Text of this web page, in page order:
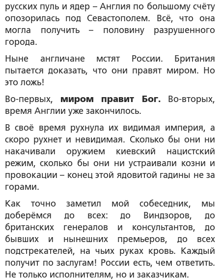
русских пуль и ядер – Англия по большому счёту
опозорилась под Севастополем. Всё, что она
могла получить – половину разрушенного
города.
Ныне англичане мстят России. Британия
пытается доказать, что они правят миром. Но
это ложь!
Во-первых, миром правит Бог. Во-вторых,
время Англии уже закончилось.
В своё время рухнула их видимая империя, а
скоро рухнет и невидимая. Сколько бы они ни
накачивали оружием киевский нацистский
режим, сколько бы они ни устраивали козни и
провокации – конец этой ядовитой гадины не за
горами.
Как точно заметил мой собеседник, мы
доберёмся до всех: до Виндзоров, до
британских генералов и консультантов, до
бывших и нынешних премьеров, до всех
подстрекателей, на чьих руках кровь. Каждый
получит по заслугам! России есть, чем ответить.
Не только исполнителям, но и заказчикам.